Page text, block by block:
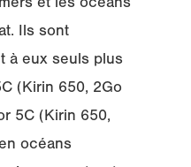
et les océans
Ils sont
à eux seuls plus
(Kirin 650, 2Go
5C (Kirin 650,
océans